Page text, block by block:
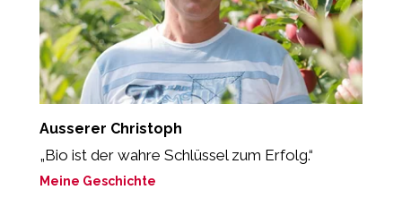
Ausserer Christoph
„Bio ist der wahre Schlüssel zum Erfolg.“
Meine Geschichte